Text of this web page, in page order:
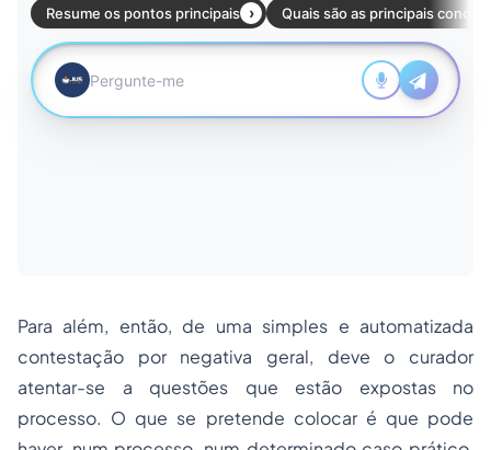
Para além, então, de uma simples e automatizada
contestação por negativa geral, deve o curador
atentar-se a questões que estão expostas no
processo. O que se pretende colocar é que pode